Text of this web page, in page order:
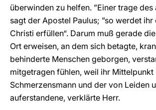
überwinden zu helfen. ”Einer trage des
sagt der Apostel Paulus; ”so werdet ihr
Christi erfüllen“. Darum muß gerade
Ort erweisen, an dem sich betagte,
behinderte Menschen geborgen,
mitgetragen fühlen, weil ihr Mittelpunkt
Schmerzensmann und der von Leiden
auferstandene, verklärte Herr.